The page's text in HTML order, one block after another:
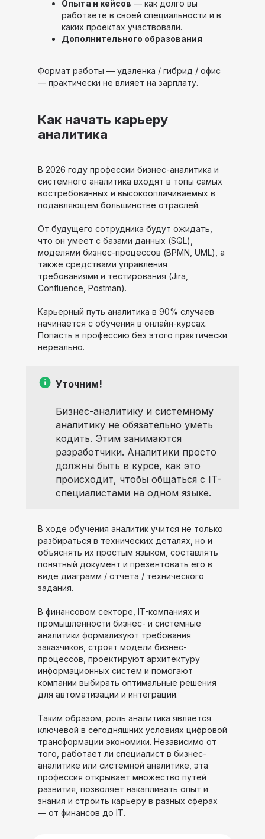
Опыта и кейсов — как долго вы
работаете в своей специальности и в
каких проектах участвовали.
Дополнительного образования
Формат работы — удаленка / гибрид / офис
— практически не влияет на зарплату.
Как начать карьеру
аналитика
В 2026 году профессии бизнес-аналитика и
системного аналитика входят в топы самых
востребованных и высокооплачиваемых в
подавляющем большинстве отраслей.
От будущего сотрудника будут ожидать,
что он умеет с базами данных (SQL),
моделями бизнес-процессов (BPMN, UML), а
также средствами управления
требованиями и тестирования (Jira,
Confluence, Postman).
Карьерный путь аналитика в 90% случаев
начинается с обучения в онлайн-курсах.
Попасть в профессию без этого практически
нереально.
Уточним!
Бизнес-аналитику и системному
аналитику не обязательно уметь
кодить. Этим занимаются
разработчики. Аналитики просто
должны быть в курсе, как это
происходит, чтобы общаться с IT-
специалистами на одном языке.
В ходе обучения аналитик учится не только
разбираться в технических деталях, но и
объяснять их простым языком, составлять
понятный документ и презентовать его в
виде диаграмм / отчета / технического
задания.
В финансовом секторе, IT-компаниях и
промышленности бизнес- и системные
аналитики формализуют требования
заказчиков, строят модели бизнес-
процессов, проектируют архитектуру
информационных систем и помогают
компании выбирать оптимальные решения
для автоматизации и интеграции.
Таким образом, роль аналитика является
ключевой в сегодняшних условиях цифровой
трансформации экономики. Независимо от
того, работает ли специалист в бизнес-
аналитике или системной аналитике, эта
профессия открывает множество путей
развития, позволяет накапливать опыт и
знания и строить карьеру в разных сферах
— от финансов до IT.